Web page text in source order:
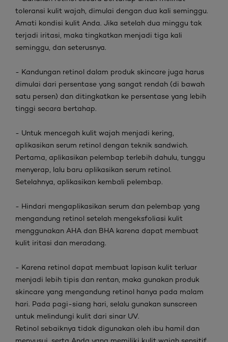
toleransi kulit wajah, dimulai dengan dua kali seminggu.
Amati kondisi kulit Anda. Jika setelah dua minggu tak
terjadi iritasi, maka tingkatkan menjadi tiga kali
seminggu, dan seterusnya.
- Kandungan retinol dalam produk skincare juga harus
dimulai dari persentase yang sangat rendah (di bawah
satu persen) dan ditingkatkan ke persentase yang lebih
tinggi secara bertahap.
- Untuk mencegah kulit wajah menjadi kering,
aplikasikan serum retinol dengan teknik sandwich.
Pertama, aplikasikan pelembap terlebih dahulu, tunggu
menyerap, lalu baru aplikasikan serum retinol.
Setelahnya, aplikasikan kembali pelembap.
- Hindari mengaplikasikan serum dan pelembap yang
mengandung retinol setelah mengeksfoliasi kulit
menggunakan AHA dan BHA karena dapat membuat
kulit iritasi dan meradang.
- Karena retinol dapat membuat lapisan kulit terluar
menjadi lebih tipis dan rentan, maka gunakan produk
skincare yang mengandung retinol hanya pada malam
hari. Pada pagi-siang hari, selalu gunakan sunscreen
untuk melindungi kulit dari sinar UV.
Retinol sebaiknya tidak digunakan oleh ibu hamil dan